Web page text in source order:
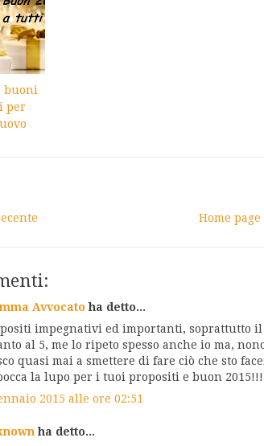
buoni
per
Home page
Avvocatoha detto...
impegnativi ed importanti, soprattutto il
al 5, me lo ripeto spesso anche io ma,
quasi mai a smettere di fare ciò che sto
la lupo per i tuoi propositi e buon 2015!!!
2015 alle ore 02:51
ha detto...